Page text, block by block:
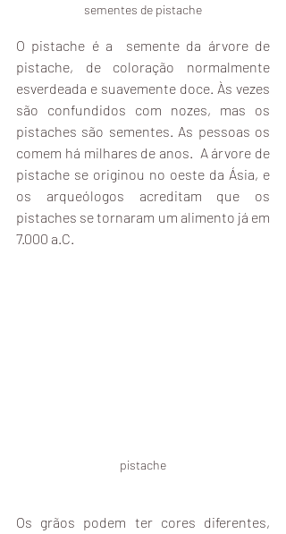
sementes de pistache
O pistache é a  semente da árvore de
pistache, de coloração normalmente
esverdeada e suavemente doce. Às vezes
são confundidos com nozes, mas os
pistaches são sementes. As pessoas os
comem há milhares de anos.  A árvore de
pistache se originou no oeste da Ásia, e
os arqueólogos acreditam que os
pistaches se tornaram um alimento já em
7.000 a.C.
pistache
Os grãos podem ter cores diferentes,